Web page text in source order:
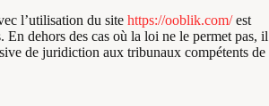
l’utilisation du site https://ooblik.com/est
En dehors des cas où la loi ne le permet pas, il
de juridiction aux tribunaux compétents de